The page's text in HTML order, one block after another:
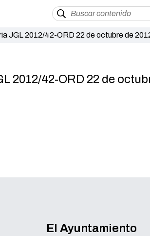
JGL 2012/42-ORD 22 de octubre de
2012/42-ORD 22 de
El Ayuntamiento